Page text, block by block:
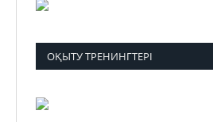
ОҚЫТУ ТРЕНИНГТЕРІ